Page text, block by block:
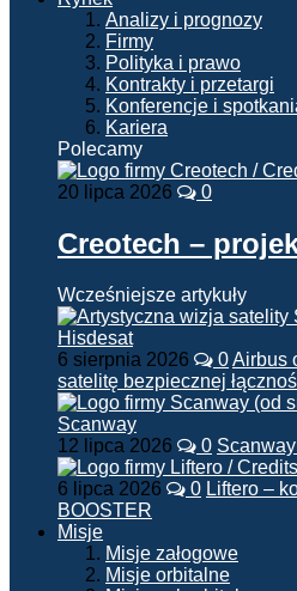
Analizy i prognozy
Firmy
Polityka i prawo
Kontrakty i przetargi
Konferencje i
Kariera
Polecamy
20 lipca 2026 0
Creotech –
Wcześniejsze artykuły
6 sierpnia 2026 0Airbus
satelitę bezpiecznej
12 lipca 2026 0
6 lipca 2026 0 Liftero –
BOOSTER
Misje
Misje załogowe
Misje orbitalne